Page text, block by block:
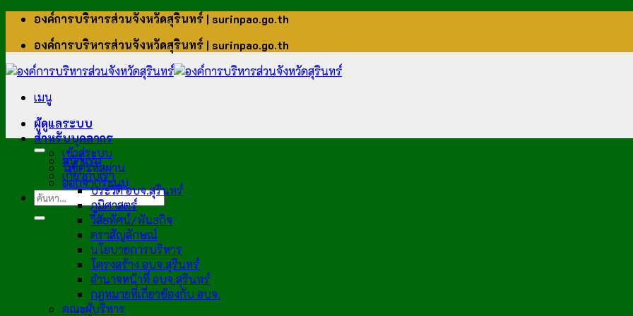
ข้าม
เนื้อหา
องค์การบริหารส่วนจังหวัดสุรินทร์ | surinpao.go.th
องค์การบริหารส่วนจังหวัดสุรินทร์ | surinpao.go.th
เมนู
ผู้ดูแลระบบ
สำหรับบุคลากร
เข้าสู่ระบบ
รีเซ็ตรหัสผ่าน
ออกจากระบบ
หน้าแรก
เกี่ยวกับเรา
ประวัติ อบจ.สุรินทร์
ภูมิศาสตร์
วิสัยทัศน์/พันธกิจ
ตราสัญลักษณ์
นโยบายการบริหาร
โครงสร้าง อบจ.สุรินทร์
อำนาจหน้าที่ อบจ.สุรินทร์
กฎหมายที่เกี่ยวข้องกับ อบจ.
คณะผู้บริหาร